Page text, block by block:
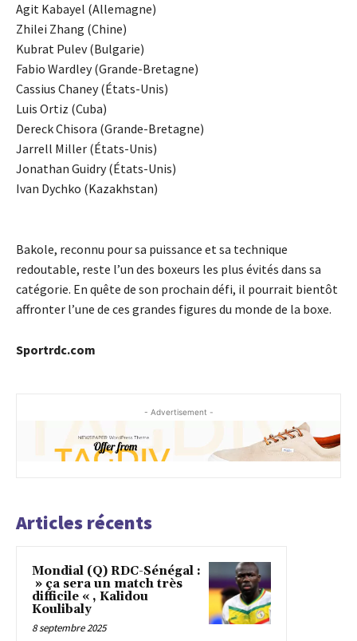
Agit Kabayel (Allemagne)
Zhilei Zhang (Chine)
Kubrat Pulev (Bulgarie)
Fabio Wardley (Grande-Bretagne)
Cassius Chaney (États-Unis)
Luis Ortiz (Cuba)
Dereck Chisora (Grande-Bretagne)
Jarrell Miller (États-Unis)
Jonathan Guidry (États-Unis)
Ivan Dychko (Kazakhstan)
Bakole, reconnu pour sa puissance et sa technique
redoutable, reste l’un des boxeurs les plus évités dans sa
catégorie. En quête de son prochain défi, il pourrait bientôt
affronter l’une de ces grandes figures du monde de la boxe.
Sportrdc.com
- Advertisement -
Articles récents
Mondial (Q) RDC-Sénégal :
» ça sera un match très
difficile « , Kalidou
Koulibaly
8 septembre 2025